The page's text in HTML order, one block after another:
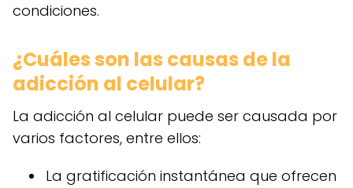
condiciones.
¿Cuáles son las causas de la
adicción al celular?
La adicción al celular puede ser causada por
varios factores, entre ellos:
La gratificación instantánea que ofrecen